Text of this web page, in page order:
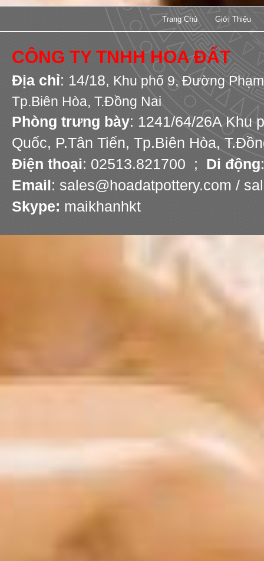
Trang Chủ Giới Thiệu
CÔNG TY TNHH HOA ĐẤT
Địa chỉ: 14/18, Khu phố 9,Đường Phạm
Tp.Biên Hòa, T.Đồng Nai
Phòng trưng bày: 1241/64/26A Khu
Quốc, P.Tân Tiến, Tp.Biên Hòa,
Điện thoại: 02513.821700 ; Di động
Email: sales@hoadatpottery.com /
Skype: maikhanhkt